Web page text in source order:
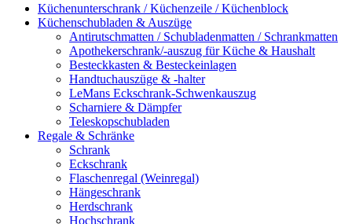
Küchenunterschrank / Küchenzeile / Küchenblock
Küchenschubladen & Auszüge
Antirutschmatten / Schubladenmatten / Schrankmatten
Apothekerschrank/-auszug für Küche & Haushalt
Besteckkasten & Besteckeinlagen
Handtuchauszüge & -halter
LeMans Eckschrank-Schwenkauszug
Scharniere & Dämpfer
Teleskopschubladen
Regale & Schränke
Schrank
Eckschrank
Flaschenregal (Weinregal)
Hängeschrank
Herdschrank
Hochschrank